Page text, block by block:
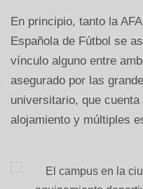
En principio, tanto la
Española de Fútbol se
vínculo alguno entre
asegurado por las
universitario, que
alojamiento y múltiples